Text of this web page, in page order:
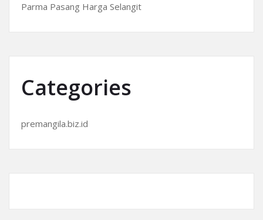
Parma Pasang Harga Selangit
Categories
premangila.biz.id